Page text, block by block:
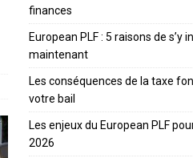
finances
European PLF : 5 raisons de s’y
maintenant
Les conséquences de la taxe
votre bail
Les enjeux du European PLF
2026